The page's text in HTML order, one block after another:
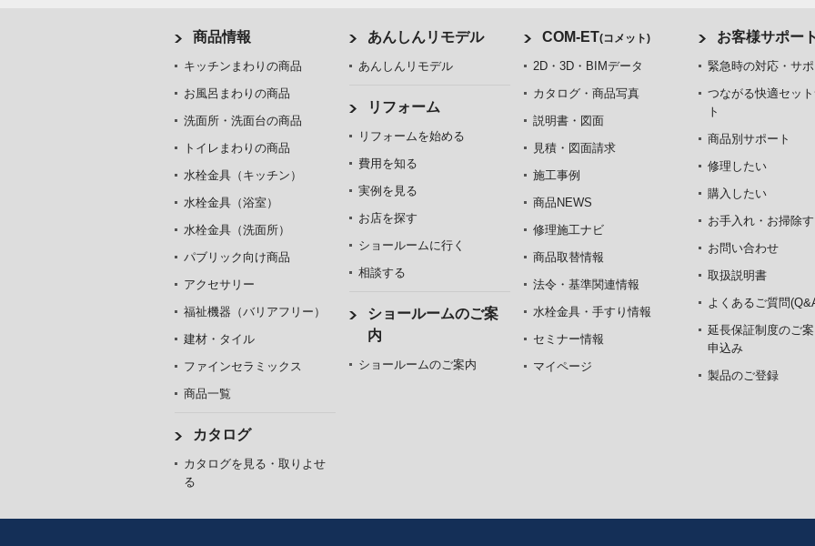
商品情報
キッチンまわりの商品
お風呂まわりの商品
洗面所・洗面台の商品
トイレまわりの商品
水栓金具（キッチン）
水栓金具（浴室）
水栓金具（洗面所）
パブリック向け商品
アクセサリー
福祉機器（バリアフリー）
建材・タイル
ファインセラミックス
商品一覧
カタログ
カタログを見る・取りよせ
る
あんしんリモデル
あんしんリモデル
リフォーム
リフォームを始める
費用を知る
実例を見る
お店を探す
ショールームに行く
相談する
ショールームのご案
内
ショールームのご案内
COM-ET(コメット)
2D・3D・BIMデータ
カタログ・商品写真
説明書・図面
見積・図面請求
施工事例
商品NEWS
修理施工ナビ
商品取替情報
法令・基準関連情報
水栓金具・手すり情報
セミナー情報
マイページ
お客様サポー
緊急時の対応・サ
つながる快適セッ
ト
商品別サポート
修理したい
購入したい
お手入れ・お掃除
お問い合わせ
取扱説明書
よくあるご質問
延長保証制度のご
申込み
製品のご登録